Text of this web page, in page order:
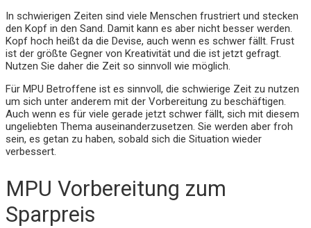
In schwierigen Zeiten sind viele Menschen frustriert und stecken
den Kopf in den Sand. Damit kann es aber nicht besser werden.
Kopf hoch heißt da die Devise, auch wenn es schwer fällt. Frust
ist der größte Gegner von Kreativität und die ist jetzt gefragt.
Nutzen Sie daher die Zeit so sinnvoll wie möglich.
Für MPU Betroffene ist es sinnvoll, die schwierige Zeit zu nutzen
um sich unter anderem mit der Vorbereitung zu beschäftigen.
Auch wenn es für viele gerade jetzt schwer fällt, sich mit diesem
ungeliebten Thema auseinanderzusetzen. Sie werden aber froh
sein, es getan zu haben, sobald sich die Situation wieder
verbessert.
MPU Vorbereitung zum
Sparpreis